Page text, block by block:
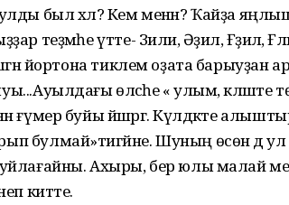
был хәл? Кем менән? Ҡайҙа
теҙмәһе үтте- Зилиә, Әҙилә, Ғәҙилә,
йортона тиклем оҙата
өләсәһе « улым, кәләште
ғүмер буйы йәшәргә. Күлдәкте
булмай»тигәйне. Шуның өсөн дә ул ,
Ахыры, бер юлы малай
китте.